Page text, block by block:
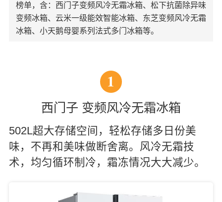
榜单，含：西门子变频风冷无霜冰箱、松下抗菌除异味
变频冰箱、云米一级能效智能冰箱、东芝变频风冷无霜
冰箱、小天鹅母婴系列法式多门冰箱等。
1
西门子 变频风冷无霜冰箱
502L超大存储空间，轻松存储多日份美
味，不再和美味做断舍离。风冷无霜技
术，均匀循环制冷，霜冻情况大大减少。